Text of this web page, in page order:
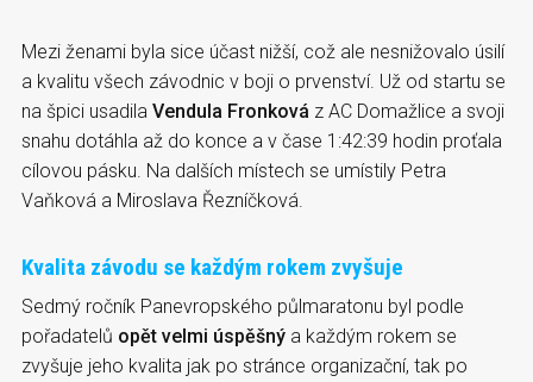
Mezi ženami byla sice účast nižší, což ale nesnižovalo úsilí
a kvalitu všech závodnic v boji o prvenství. Už od startu se
na špici usadila Vendula Fronková z AC Domažlice a svoji
snahu dotáhla až do konce a v čase 1:42:39 hodin proťala
cílovou pásku. Na dalších místech se umístily Petra
Vaňková a Miroslava Řezníčková.
Kvalita závodu se každým rokem zvyšuje
Sedmý ročník Panevropského půlmaratonu byl podle
pořadatelů opět velmi úspěšný a každým rokem se
zvyšuje jeho kvalita jak po stránce organizační, tak po